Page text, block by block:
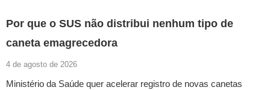
Por que o SUS não distribui nenhum tipo de
caneta emagrecedora
4 de agosto de 2026
Ministério da Saúde quer acelerar registro de novas canetas